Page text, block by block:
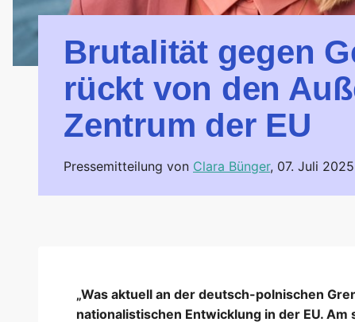
Brutalität gegen
rückt von den
Zentrum der EU
Pressemitteilung von Clara Bünger, 07. Juli 2025
„Was aktuell an der deutsch-polnischen
nationalistischen Entwicklung in der EU.